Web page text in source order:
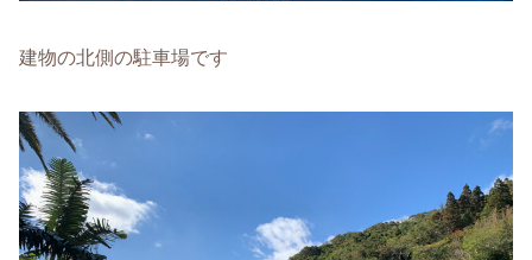
建物の北側の駐車場です